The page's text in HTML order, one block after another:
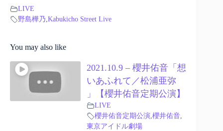
LIVE
野島樺乃 Kabukicho Street Live
You may also like
2021.10.9 – 櫻井佑音「想
いあふれて／松浦亜弥
」【櫻井佑音定期公演】
LIVE
櫻井佑音定期公演, 櫻井佑音,
東京アイドル劇場